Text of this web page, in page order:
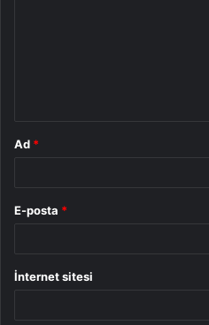
Ad *
E-posta *
İnternet sitesi